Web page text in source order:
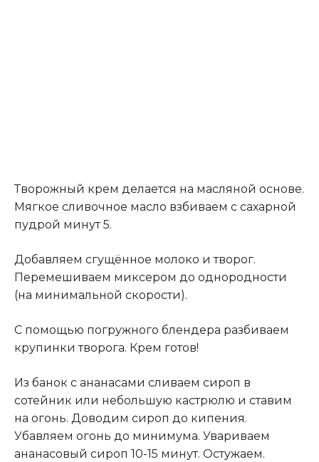
Творожный крем делается на масляной основе.
Мягкое сливочное масло взбиваем с сахарной
пудрой минут 5.
Добавляем сгущённое молоко и творог.
Перемешиваем миксером до однородности
(на минимальной скорости).
С помощью погружного блендера разбиваем
крупинки творога. Крем готов!
Из банок с ананасами сливаем сироп в
сотейник или небольшую кастрюлю и ставим
на огонь. Доводим сироп до кипения.
Убавляем огонь до минимума. Увариваем
ананасовый сироп 10-15 минут. Остужаем.